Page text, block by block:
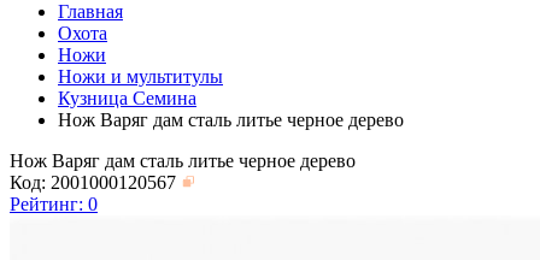
Главная
Охота
Ножи
Ножи и мультитулы
Кузница Семина
Нож Варяг дам сталь литье черное дерево
Нож Варяг дам сталь литье черное дерево
Код: 2001000120567
Рейтинг: 0